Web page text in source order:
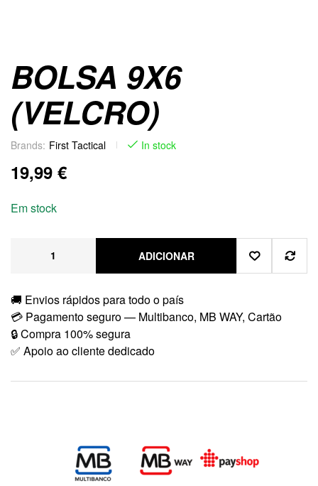
BOLSA 9X6
(VELCRO)
Brands: First Tactical In stock
19,99 €
Em stock
ADICIONAR
🚚 Envios rápidos para todo o país
💳 Pagamento seguro — Multibanco, MB WAY, Cartão
🔒 Compra 100% segura
✅ Apoio ao cliente dedicado